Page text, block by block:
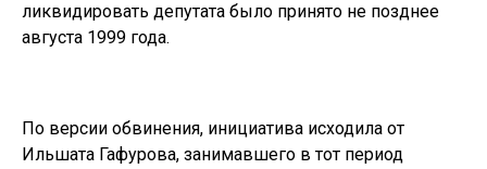
ликвидировать депутата было принято не позднее
августа 1999 года.
По версии обвинения, инициатива исходила от
Ильшата Гафурова, занимавшего в тот период